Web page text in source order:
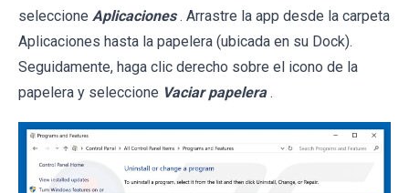
seleccione Aplicaciones . Arrastre la app desde la carpeta
Aplicaciones hasta la papelera (ubicada en su Dock).
Seguidamente, haga clic derecho sobre el icono de la
papelera y seleccione Vaciar papelera .